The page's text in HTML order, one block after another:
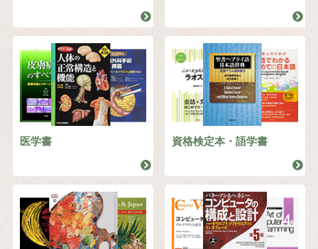
医学書 資格検定本・語学書